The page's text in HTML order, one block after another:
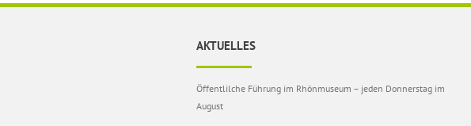
AKTUELLES
Öffentlilche Führung im Rhönmuseum – jeden Donnerstag im
August